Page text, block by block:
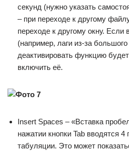
секунд (нужно указать
– при переходе к другому
переходе к другому окну. Если
(например, лаги из-за
деактивировать функцию
включить её.
Insert Spaces – «Вставка
нажатии кнопки Tab вводятся 4
табуляции. Это может